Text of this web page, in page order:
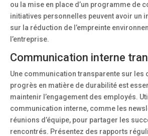
ou la mise en place d’un programme de
initiatives personnelles peuvent avoir un
sur la réduction de l’empreinte
l’entreprise.
Communication interne
Une communication transparente sur les
progrès en matière de durabilité est
maintenir l’engagement des employés.
communication interne, comme les
réunions d’équipe, pour partager les
rencontrés. Présentez des rapports